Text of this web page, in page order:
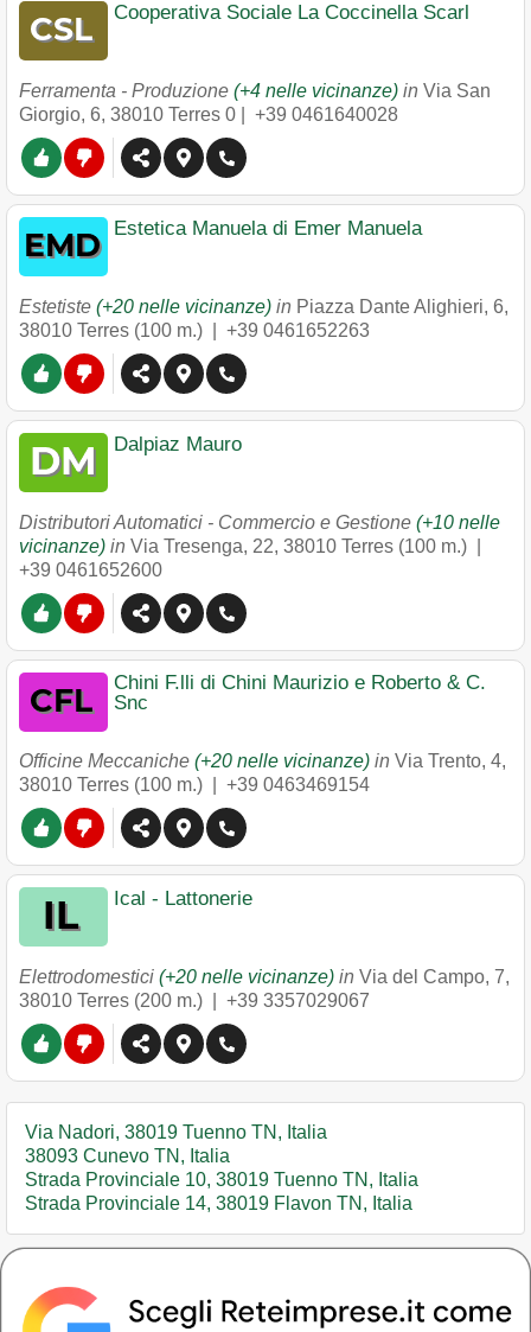
Cooperativa Sociale La Coccinella Scarl
Ferramenta - Produzione (+4 nelle vicinanze) in Via San
Giorgio, 6, 38010 Terres 0 | +39 0461640028
Estetica Manuela di Emer Manuela
Estetiste (+20 nelle vicinanze) in Piazza Dante Alighieri, 6,
38010 Terres (100 m.) | +39 0461652263
Dalpiaz Mauro
Distributori Automatici - Commercio e Gestione (+10 nelle
vicinanze) in Via Tresenga, 22, 38010 Terres (100 m.) |
+39 0461652600
Chini F.lli di Chini Maurizio e Roberto & C.
Snc
Officine Meccaniche (+20 nelle vicinanze) in Via Trento, 4,
38010 Terres (100 m.) | +39 0463469154
Ical - Lattonerie
Elettrodomestici (+20 nelle vicinanze) in Via del Campo, 7,
38010 Terres (200 m.) | +39 3357029067
Via Nadori, 38019 Tuenno TN, Italia
38093 Cunevo TN, Italia
Strada Provinciale 10, 38019 Tuenno TN, Italia
Strada Provinciale 14, 38019 Flavon TN, Italia